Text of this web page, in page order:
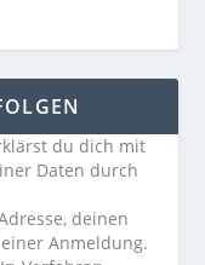
du dich mit
Daten durch
deinen
Anmeldung.